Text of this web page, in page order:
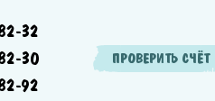
32
30
92
ПРОВЕРИТЬ СЧЁТ